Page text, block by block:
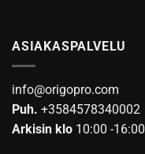
ASIAKASPALVELU
info@origopro.com
Puh. +3584578340002
Arkisin klo 10:00 -16:00